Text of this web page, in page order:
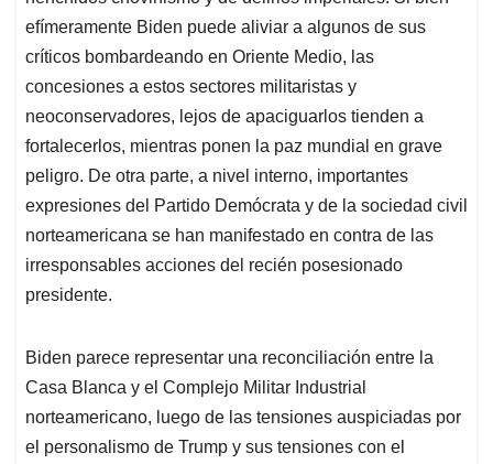
efímeramente Biden puede aliviar a algunos de sus
críticos bombardeando en Oriente Medio, las
concesiones a estos sectores militaristas y
neoconservadores, lejos de apaciguarlos tienden a
fortalecerlos, mientras ponen la paz mundial en grave
peligro. De otra parte, a nivel interno, importantes
expresiones del Partido Demócrata y de la sociedad civil
norteamericana se han manifestado en contra de las
irresponsables acciones del recién posesionado
presidente.
Biden parece representar una reconciliación entre la
Casa Blanca y el Complejo Militar Industrial
norteamericano, luego de las tensiones auspiciadas por
el personalismo de Trump y sus tensiones con el